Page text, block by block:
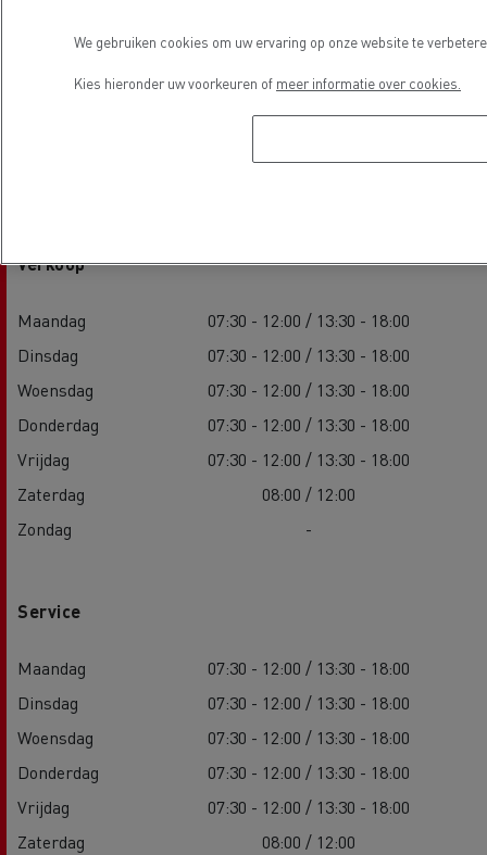
Verkoop
Maandag
07:30 - 12:00 / 13:30 - 18:00
Dinsdag
07:30 - 12:00 / 13:30 - 18:00
Woensdag
07:30 - 12:00 / 13:30 - 18:00
Donderdag
07:30 - 12:00 / 13:30 - 18:00
Vrijdag
07:30 - 12:00 / 13:30 - 18:00
Zaterdag
08:00 / 12:00
Zondag
-
Service
Maandag
07:30 - 12:00 / 13:30 - 18:00
Dinsdag
07:30 - 12:00 / 13:30 - 18:00
Woensdag
07:30 - 12:00 / 13:30 - 18:00
Donderdag
07:30 - 12:00 / 13:30 - 18:00
Vrijdag
07:30 - 12:00 / 13:30 - 18:00
Zaterdag
08:00 / 12:00
We gebruiken cookies om uw ervaring op onze website te
Kies hieronder uw voorkeuren of meer informatie over cookies.